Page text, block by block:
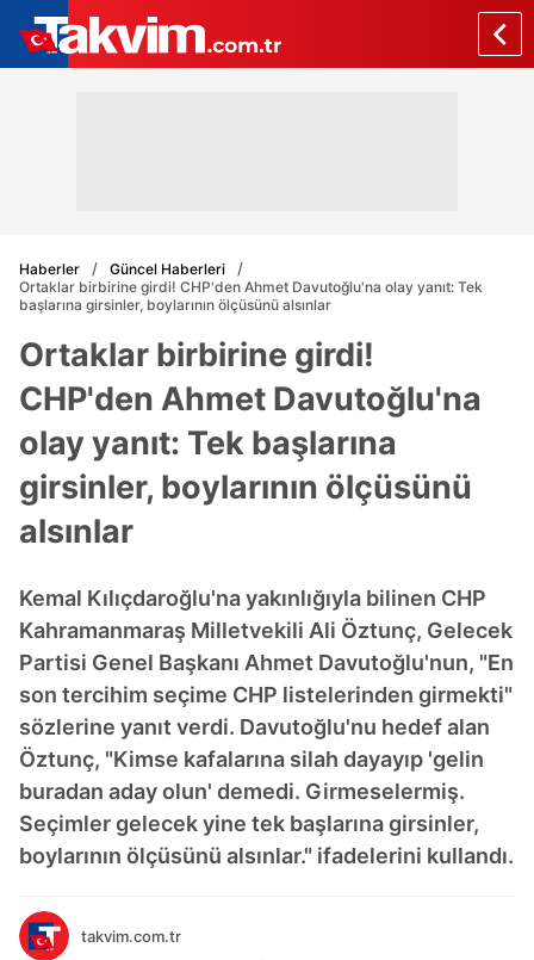
Haberler
Güncel Haberleri
Ortaklar birbirine girdi! CHP'den Ahmet Davutoğlu'na olay yanıt: Tek
başlarına girsinler, boylarının ölçüsünü alsınlar
Ortaklar birbirine girdi!
CHP'den Ahmet Davutoğlu'na
olay yanıt: Tek başlarına
girsinler, boylarının ölçüsünü
alsınlar
Kemal Kılıçdaroğlu'na yakınlığıyla bilinen CHP
Kahramanmaraş Milletvekili Ali Öztunç, Gelecek
Partisi Genel Başkanı Ahmet Davutoğlu'nun, "En
son tercihim seçime CHP listelerinden girmekti"
sözlerine yanıt verdi. Davutoğlu'nu hedef alan
Öztunç, "Kimse kafalarına silah dayayıp 'gelin
buradan aday olun' demedi. Girmeselermiş.
Seçimler gelecek yine tek başlarına girsinler,
boylarının ölçüsünü alsınlar." ifadelerini kullandı.
takvim.com.tr